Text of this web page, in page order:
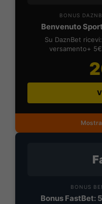
BONUS
Benvenuto
Su DaznBet
versamento+
BONUS
Bonus FastBet: